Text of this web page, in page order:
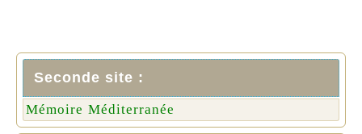
Seconde site :
Mémoire Méditerranée